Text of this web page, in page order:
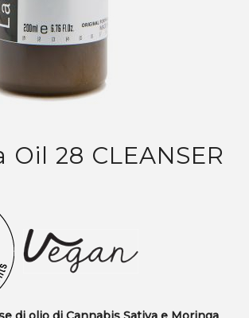
Oil 28 CLEANSER